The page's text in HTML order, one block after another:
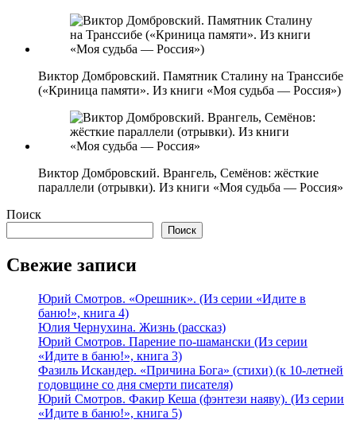
Виктор Домбровский. Памятник Сталину на Транссибе
(«Криница памяти». Из книги «Моя судьба — Россия»)
Виктор Домбровский. Врангель, Семёнов: жёсткие
параллели (отрывки). Из книги «Моя судьба — Россия»
Поиск
Поиск
Свежие записи
Юрий Смотров. «Орешник». (Из серии «Идите в
баню!», книга 4)
Юлия Чернухина. Жизнь (рассказ)
Юрий Смотров. Парение по-шамански (Из серии
«Идите в баню!», книга 3)
Фазиль Искандер. «Причина Бога» (стихи) (к 10-летней
годовщине со дня смерти писателя)
Юрий Смотров. Факир Кеша (фэнтези наяву). (Из серии
«Идите в баню!», книга 5)